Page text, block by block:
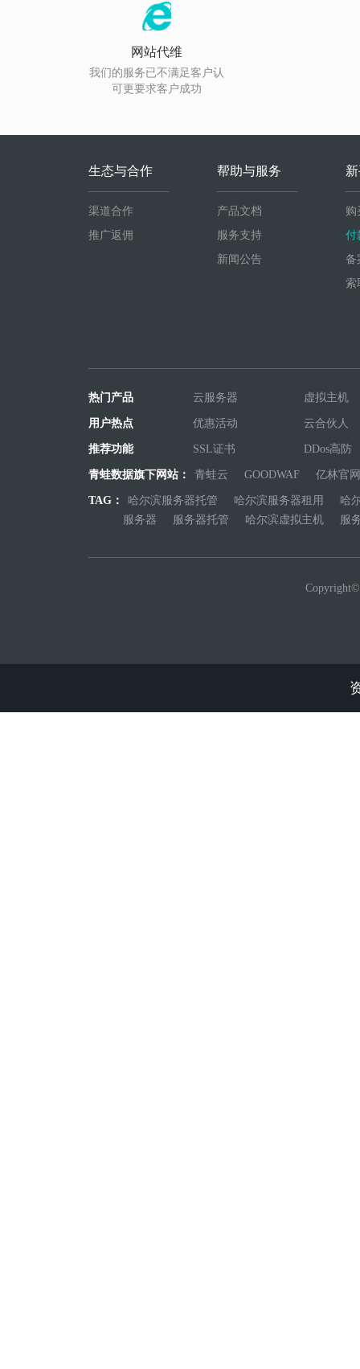
网站代维
我们的服务已不满足客户认
可更要求客户成功
生态与合作
渠道合作
推广返佣
帮助与服务
产品文档
服务支持
新闻公告
购
付
备
索
热门产品 云服务器 虚拟主机
用户热点 优惠活动 云合伙人
推荐功能 SSL证书 DDos高防
青蛙数据旗下网站： 青蛙云 GOODWAF 亿林官网
TAG： 哈尔滨服务器托管 哈尔滨服务器租用
哈
服务器
服务器托管 哈尔滨虚拟主机 服